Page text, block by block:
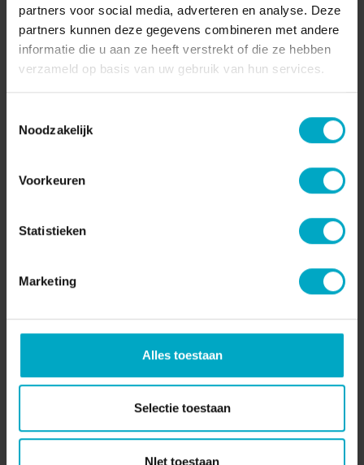
partners voor social media, adverteren en analyse. Deze
partners kunnen deze gegevens combineren met andere
informatie die u aan ze heeft verstrekt of die ze hebben
verzameld op basis van uw gebruik van hun services.
Noodzakelijk
Voorkeuren
Statistieken
Marketing
Alles toestaan
Selectie toestaan
NIet toestaan
“Waarom jouw leiderschap de
“Waarom jouw leiderschap de gastbeleving maakt
over? In de horeca maakt gastvrijheid het verschi ...